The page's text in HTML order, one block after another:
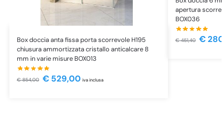
Box doccia anta fissa porta scorrevole H195
chiusura ammortizzata cristallo anticalcare 8
mm in varie misure BOX013
€854,00 €529,00 iva inclusa
apertura
BOX036
€451,40 €